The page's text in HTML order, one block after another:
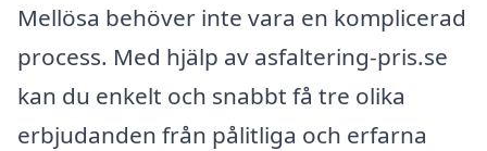
Mellösa behöver inte vara en komplicerad
process. Med hjälp av asfaltering-pris.se
kan du enkelt och snabbt få tre olika
erbjudanden från pålitliga och erfarna